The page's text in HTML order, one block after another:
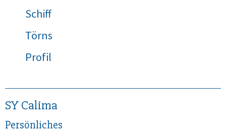
Schiff
Törns
Profil
SY Calima
Persönliches